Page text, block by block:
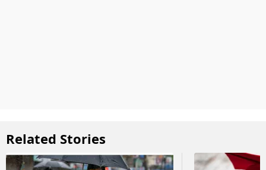
Related Stories